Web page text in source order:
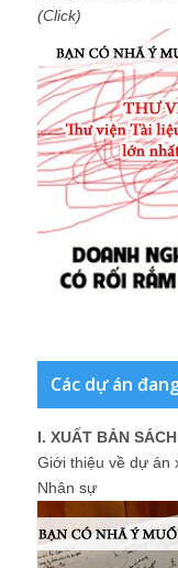
(Click)
Các dự án
I. XUẤT BẢN SÁCH
Giới thiệu về dự án
Nhân sự